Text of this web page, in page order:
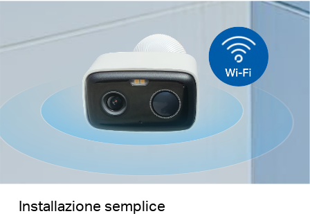
Installazione semplice